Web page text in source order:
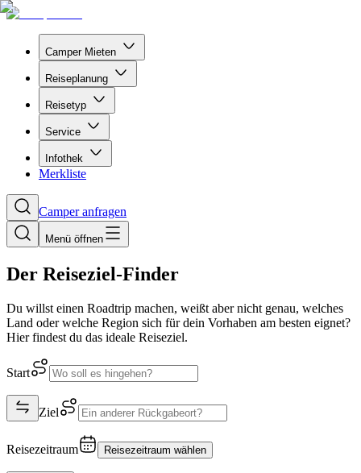
Camper Mieten
Reiseplanung
Reisetyp
Service
Infothek
Merkliste
Camper anfragen
Menü öffnen
Der Reiseziel-Finder
Du willst einen Roadtrip machen, weißt aber nicht genau, welches
Land oder welche Region sich für dein Vorhaben am besten eignet?
Hier findest du das ideale Reiseziel.
Start
Ziel
Reisezeitraum Reisezeitraum wählen